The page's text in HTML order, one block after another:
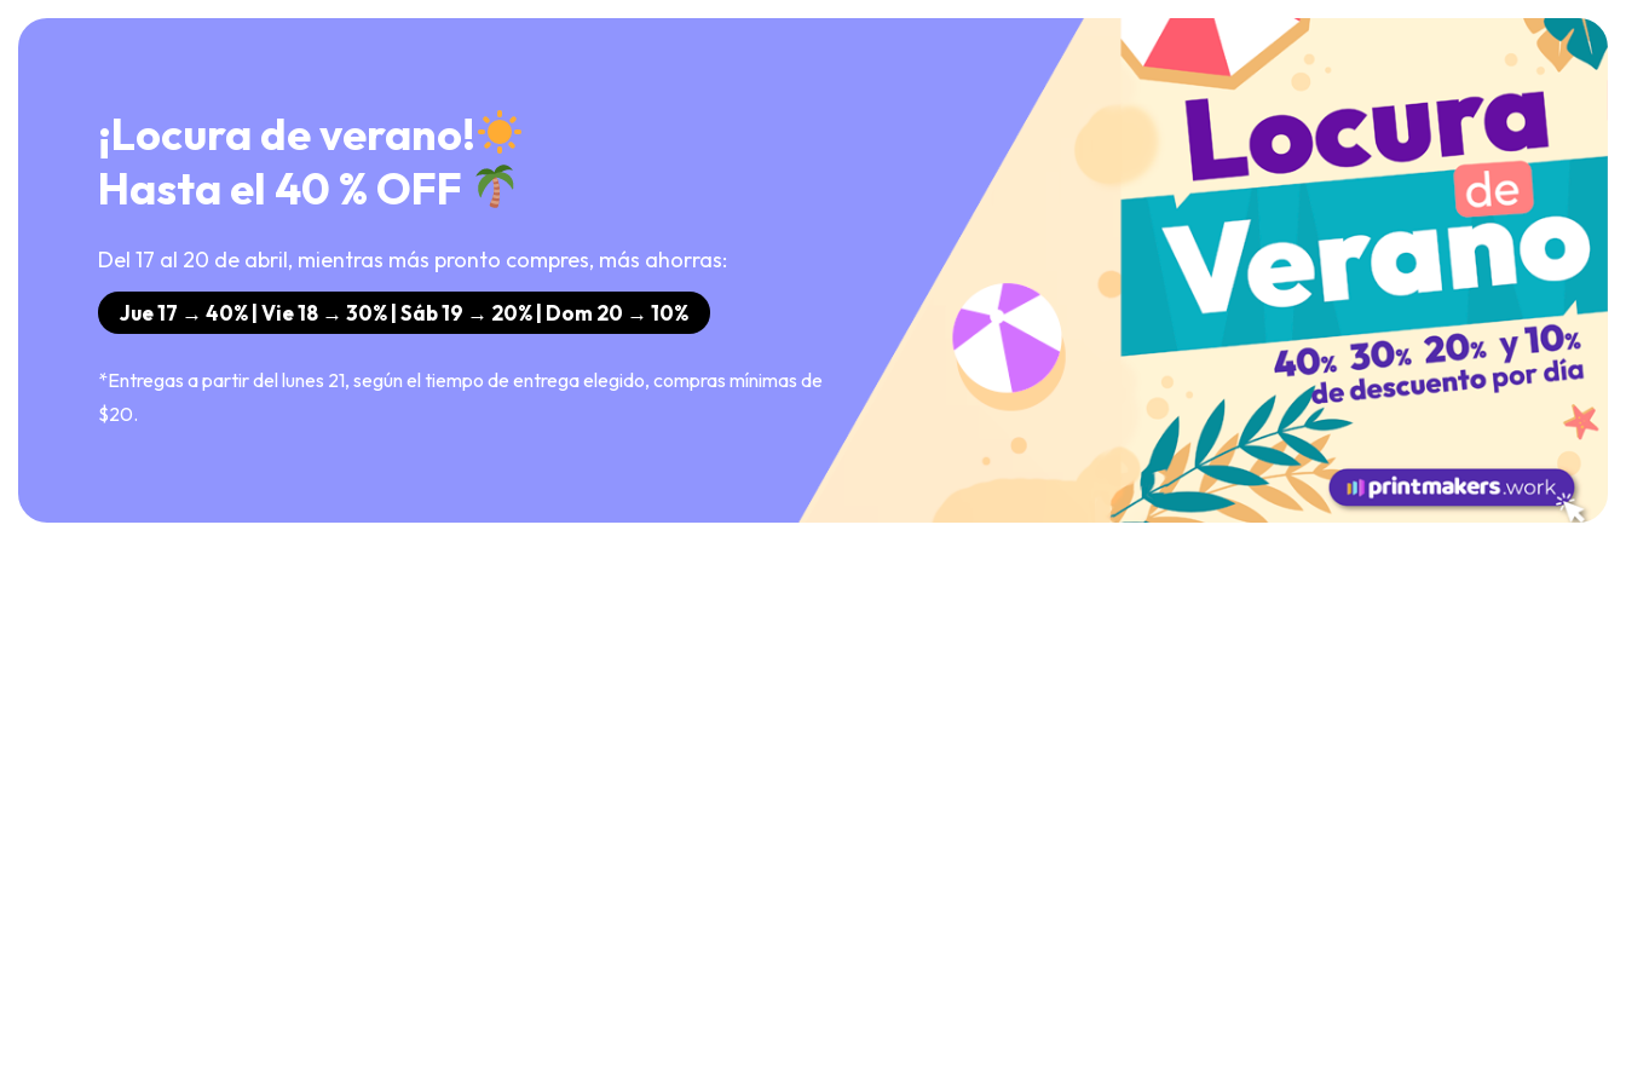
¡Locura de verano!
Hasta el 40 % OFF
Del 17 al 20 de abril, mientras más pronto compres, más ahorras:
Jue 17 → 40% | Vie 18 → 30% | Sáb 19 → 20% | Dom 20 → 10%
*Entregas a partir del lunes 21, según el tiempo de entrega elegido, compras mínimas de
$20.